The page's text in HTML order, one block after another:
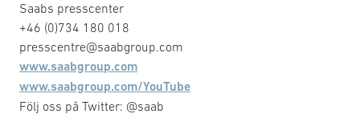
Saabs presscenter
+46 (0)734 180 018
presscentre@saabgroup.com
www.saabgroup.com
www.saabgroup.com/YouTube
Följ oss på Twitter: @saab